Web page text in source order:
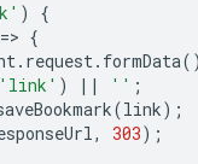
)
{
=> {
. request. formData
'link' ) || '' ;
(link);
, 303);